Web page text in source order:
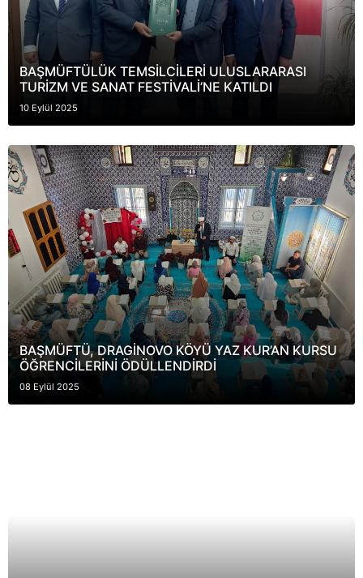
BAŞMÜFTÜLÜK TEMSİLCİLERİ ULUSLARARASI
TURİZM VE SANAT FESTİVALİ’NE KATILDI
10 Eylül 2025
BAŞMÜFTÜ, DRAGİNOVO KÖYÜ YAZ KUR’AN KURSU
ÖĞRENCİLERİNİ ÖDÜLLENDİRDİ
08 Eylül 2025